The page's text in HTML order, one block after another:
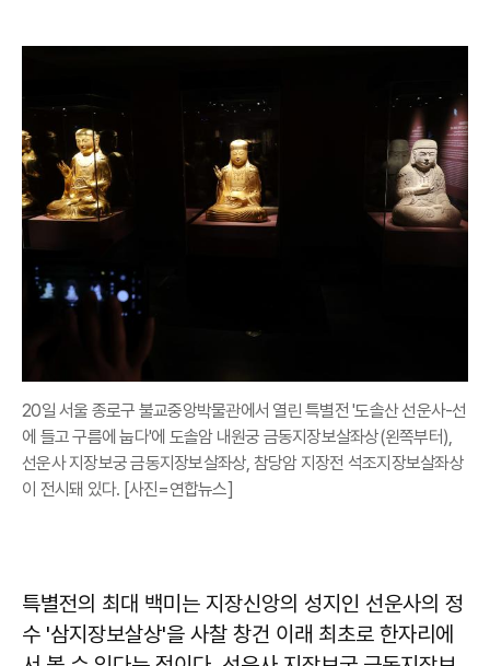
20일 서울 종로구 불교중앙박물관에서 열린 특별전 '도솔산 선운사-선
에 들고 구름에 눕다'에 도솔암 내원궁 금동지장보살좌상(왼쪽부터),
선운사 지장보궁 금동지장보살좌상, 참당암 지장전 석조지장보살좌상
이 전시돼 있다. [사진=연합뉴스]
특별전의 최대 백미는 지장신앙의 성지인 선운사의 정
수 '삼지장보살상'을 사찰 창건 이래 최초로 한자리에